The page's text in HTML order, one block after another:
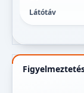
Látótáv